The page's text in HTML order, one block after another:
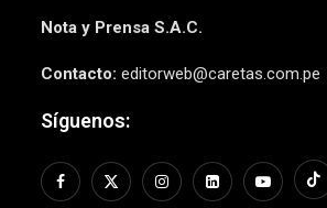
Nota y Prensa S.A.C.
Contacto: editorweb@caretas.com.pe
Síguenos: